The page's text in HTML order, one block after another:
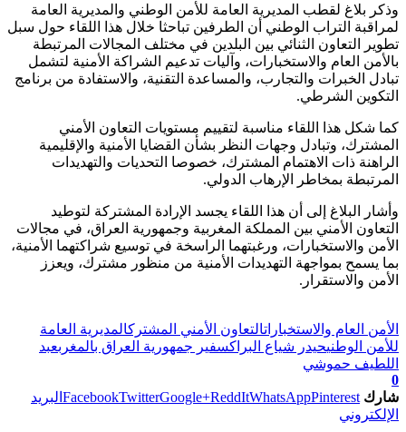
وذكر بلاغ لقطب المديرية العامة للأمن الوطني والمديرية العامة
لمراقبة التراب الوطني أن الطرفين تباحثا خلال هذا اللقاء حول سبل
تطوير التعاون الثنائي بين البلدين في مختلف المجالات المرتبطة
بالأمن العام والاستخبارات، وآليات تدعيم الشراكة الأمنية لتشمل
تبادل الخبرات والتجارب، والمساعدة التقنية، والاستفادة من برنامج
التكوين الشرطي.
كما شكل هذا اللقاء مناسبة لتقييم مستويات التعاون الأمني
المشترك، وتبادل وجهات النظر بشأن القضايا الأمنية والإقليمية
الراهنة ذات الاهتمام المشترك، خصوصا التحديات والتهديدات
المرتبطة بمخاطر الإرهاب الدولي.
وأشار البلاغ إلى أن هذا اللقاء يجسد الإرادة المشتركة لتوطيد
التعاون الأمني بين المملكة المغربية وجمهورية العراق، في مجالات
الأمن والاستخبارات، ورغبتهما الراسخة في توسيع شراكتهما الأمنية،
بما يسمح بمواجهة التهديدات الأمنية من منظور مشترك، ويعزز
الأمن والاستقرار.
الأمن العام والاستخباراتالتعاون الأمني المشتركالمديرية العامة
للأمن الوطنيحيدر شياع البراكسفير جمهورية العراق بالمغربعبد
اللطيف حموشي
0
شارك
FacebookTwitterGoogle+ReddItWhatsAppPinterest
البريد
الإلكتروني